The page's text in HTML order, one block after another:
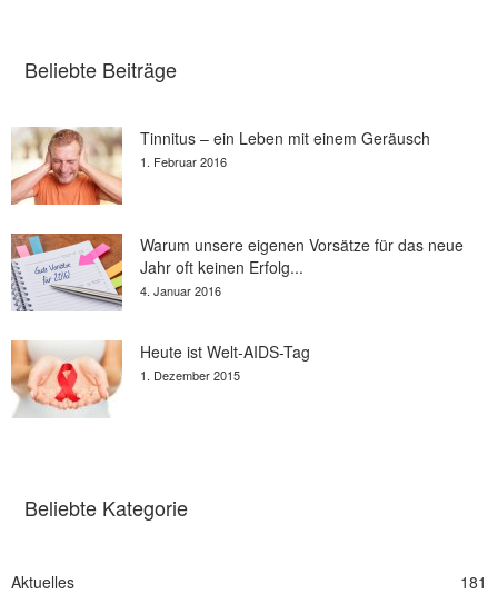
Beliebte Beiträge
Tinnitus – ein Leben mit einem Geräusch
1. Februar 2016
Warum unsere eigenen Vorsätze für das neue
Jahr oft keinen Erfolg...
4. Januar 2016
Heute ist Welt-AIDS-Tag
1. Dezember 2015
Beliebte Kategorie
Aktuelles
181